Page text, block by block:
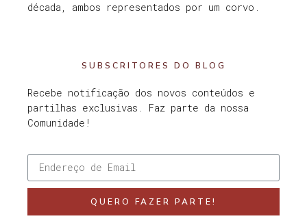
década, ambos representados por um corvo.
SUBSCRITORES DO BLOG
Recebe notificação dos novos conteúdos e
partilhas exclusivas. Faz parte da nossa
Comunidade!
QUERO FAZER PARTE!